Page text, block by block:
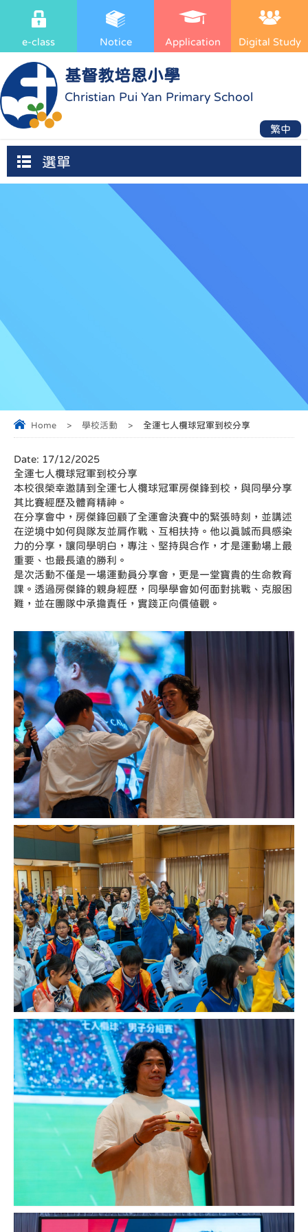
基督教培恩小學
Christian Pui Yan Primary School
e-class Notice Application Digital Study
繁中
選單
Home > 學校活動 > 全運七人欖球冠軍到校分享
Date: 17/12/2025
全運七人欖球冠軍到校分享
本校很榮幸邀請到全運七人欖球冠軍房傑鋒到校，與同學分享
其比賽經歷及體育精神。
在分享會中，房傑鋒回顧了全運會決賽中的緊張時刻，並講述
在逆境中如何與隊友並肩作戰、互相扶持。他以真誠而具感染
力的分享，讓同學明白，專注、堅持與合作，才是運動場上最
重要、也最長遠的勝利。
是次活動不僅是一場運動員分享會，更是一堂寶貴的生命教育
課。透過房傑鋒的親身經歷，同學學會如何面對挑戰、克服困
難，並在團隊中承擔責任，實踐正向價值觀。